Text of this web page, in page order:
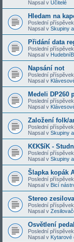
Napsal v Učitelé
Hledam na
Poslední
Napsal v Skupiny
Přidání data
Poslední
Napsal v
Napsání not
Poslední
Napsal v
Medeli DP260
Poslední
Napsal v
Založení folk/
Poslední
Napsal v Skupiny
K€K$íK -
Poslední
Napsal v Skupiny
Šlapka kopák
Poslední
Napsal v Bicí
Stereo
Poslední
Napsal v
Osvětlení
Poslední
Napsal v Kytarové